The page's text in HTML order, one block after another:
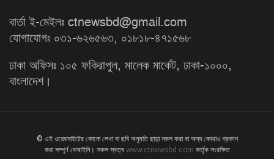
বার্তা ই-মেইলঃ ctnewsbd@gmail.com
যোগাযোগঃ ০৩১-৬২৬৫৬৩, ০১৮১৮-৪৭১৫৬৮
ঢাকা অফিসঃ ১০৫ ফকিরাপুল, মালেক মার্কেট, ঢাকা-১০০০,
বাংলাদেশ।
© এই ওয়েবসাইটের কোনো লেখা বা ছবি অনুমতি ছাড়া নকল করা বা অন্য কোথাও প্রকাশ
করা সম্পূর্ণ বেআইনি। সকল স্বত্ব www.ctnewsbd.com কর্তৃক সংরক্ষিত